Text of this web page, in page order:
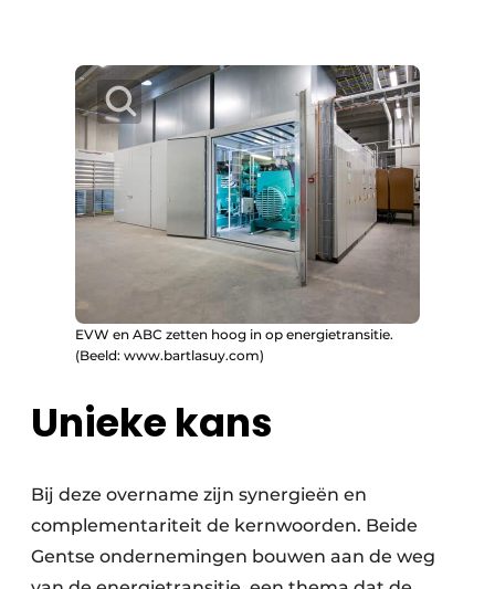
EVW en ABC zetten hoog in op energietransitie.
(Beeld: www.bartlasuy.com)
Unieke kans
Bij deze overname zijn synergieën en
complementariteit de kernwoorden. Beide
Gentse ondernemingen bouwen aan de weg